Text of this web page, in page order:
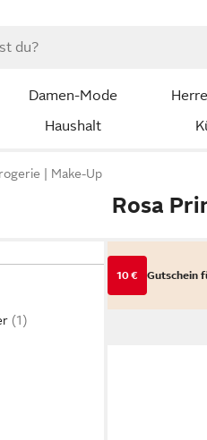
Damen-Mode
Haushalt
Make-Up
Rosa
10 € Gutschein